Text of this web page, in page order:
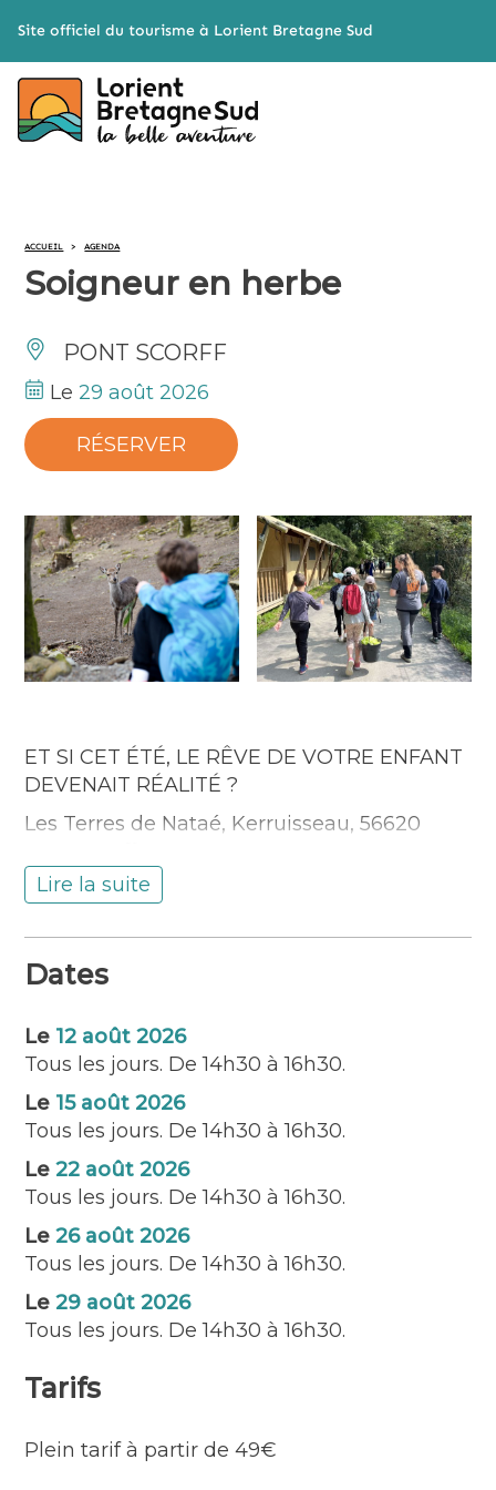
Site officiel du tourisme à Lorient Bretagne Sud
ACCUEIL > AGENDA
Soigneur en herbe
PONT SCORFF
Le29 août 2026
RÉSERVER
ET SI CET ÉTÉ, LE RÊVE DE VOTRE ENFANT
DEVENAIT RÉALITÉ ?
Les Terres de Nataé, Kerruisseau, 56620
14h30 – 16h30
49€ par enfant (le tarif n’inclut pas le billet
des Terres de Nataé)
Pendant deux heures, les enfants ne seront
véritables soigneurs en herbe !
Préparer les repas, découvrir les coulisses du
parc refuge, rencontrer les soigneurs,
participer aux nourrissages, observer les
unique pour vivre le quotidien de celles et
ceux qui prennent soin des animaux chaque
jour.
Bien plus qu’une activité, c’est une
expérience qui éveille la curiosité, sensibilise
à la protection des espèces menacées et fait
Cet été, plusieurs dates sont encore
volontairement limitées afin de garantir une
Lire la suite
Dates
Le 12 août 2026
Tous les jours. De 14h30 à 16h30.
Le 15 août 2026
Tous les jours. De 14h30 à 16h30.
Le22 août 2026
Tous les jours. De 14h30 à 16h30.
Le26 août 2026
Tous les jours. De 14h30 à 16h30.
Le29 août 2026
Tous les jours. De 14h30 à 16h30.
Tarifs
Plein tarif à partir de 49€